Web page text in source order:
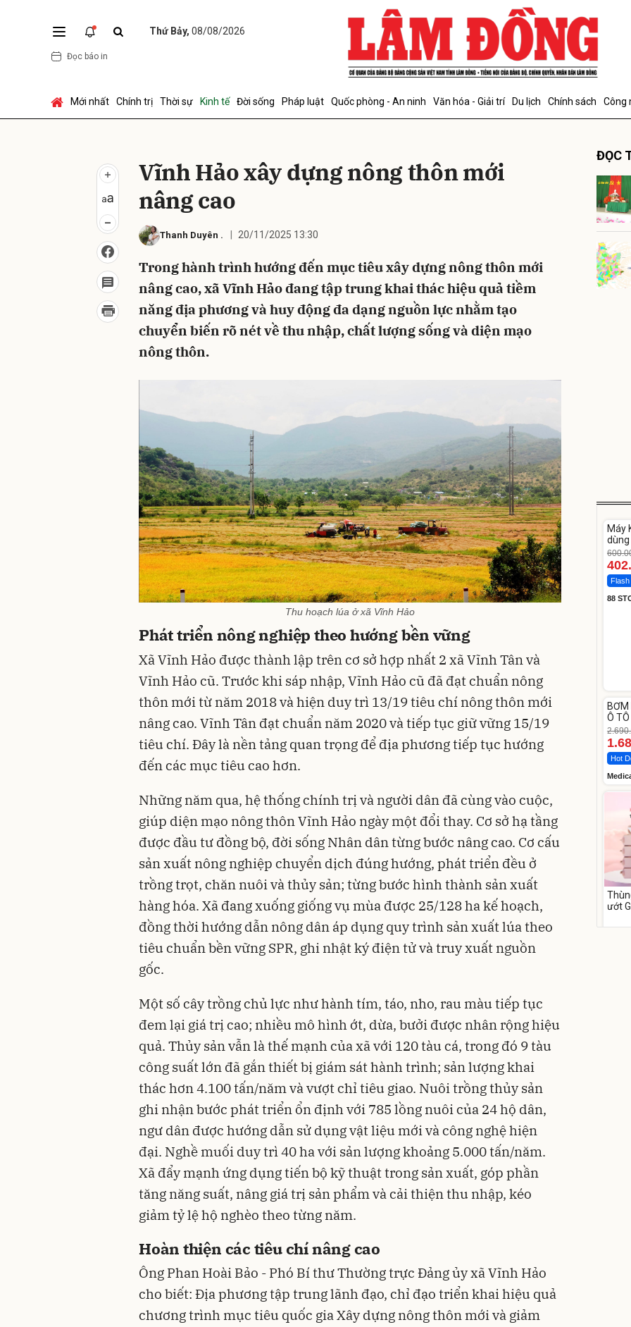
Thứ Bảy, 08/08/2026
Đọc báo in
Mới nhất Chính trị Thời sự Kinh tế Đời sống Pháp luật Quốc phòng - An ninh Văn hóa - Giải trí Du lịch Chính sách Công
Vĩnh Hảo xây dựng nông thôn mới
nâng cao
Thanh Duyên . 20/11/2025 13:30
Trong hành trình hướng đến mục tiêu xây dựng nông thôn mới
nâng cao, xã Vĩnh Hảo đang tập trung khai thác hiệu quả tiềm
năng địa phương và huy động đa dạng nguồn lực nhằm tạo
chuyển biến rõ nét về thu nhập, chất lượng sống và diện mạo
nông thôn.
Thu hoạch lúa ở xã Vĩnh Hảo
Phát triển nông nghiệp theo hướng bền vững
Xã Vĩnh Hảo được thành lập trên cơ sở hợp nhất 2 xã Vĩnh Tân và
Vĩnh Hảo cũ. Trước khi sáp nhập, Vĩnh Hảo cũ đã đạt chuẩn nông
thôn mới từ năm 2018 và hiện duy trì 13/19 tiêu chí nông thôn mới
nâng cao. Vĩnh Tân đạt chuẩn năm 2020 và tiếp tục giữ vững 15/19
tiêu chí. Đây là nền tảng quan trọng để địa phương tiếp tục hướng
đến các mục tiêu cao hơn.
Những năm qua, hệ thống chính trị và người dân đã cùng vào cuộc,
giúp diện mạo nông thôn Vĩnh Hảo ngày một đổi thay. Cơ sở hạ tầng
được đầu tư đồng bộ, đời sống Nhân dân từng bước nâng cao. Cơ cấu
sản xuất nông nghiệp chuyển dịch đúng hướng, phát triển đều ở
trồng trọt, chăn nuôi và thủy sản; từng bước hình thành sản xuất
hàng hóa. Xã đang xuống giống vụ mùa được 25/128 ha kế hoạch,
đồng thời hướng dẫn nông dân áp dụng quy trình sản xuất lúa theo
tiêu chuẩn bền vững SPR, ghi nhật ký điện tử và truy xuất nguồn
gốc.
Một số cây trồng chủ lực như hành tím, táo, nho, rau màu tiếp tục
đem lại giá trị cao; nhiều mô hình ớt, dừa, bưởi được nhân rộng hiệu
quả. Thủy sản vẫn là thế mạnh của xã với 120 tàu cá, trong đó 9 tàu
công suất lớn đã gắn thiết bị giám sát hành trình; sản lượng khai
thác hơn 4.100 tấn/năm và vượt chỉ tiêu giao. Nuôi trồng thủy sản
ghi nhận bước phát triển ổn định với 785 lồng nuôi của 24 hộ dân,
ngư dân được hướng dẫn sử dụng vật liệu mới và công nghệ hiện
đại. Nghề muối duy trì 40 ha với sản lượng khoảng 5.000 tấn/năm.
Xã đẩy mạnh ứng dụng tiến bộ kỹ thuật trong sản xuất, góp phần
tăng năng suất, nâng giá trị sản phẩm và cải thiện thu nhập, kéo
giảm tỷ lệ hộ nghèo theo từng năm.
Hoàn thiện các tiêu chí nâng cao
Ông Phan Hoài Bảo - Phó Bí thư Thường trực Đảng ủy xã Vĩnh Hảo
cho biết: Địa phương tập trung lãnh đạo, chỉ đạo triển khai hiệu quả
chương trình mục tiêu quốc gia Xây dựng nông thôn mới và giảm
ĐỌC
-33%
Máy
dùng
Flash
88
-37%
BƠM
Ô TÔ
Hot
ướt
Gửi bình luận